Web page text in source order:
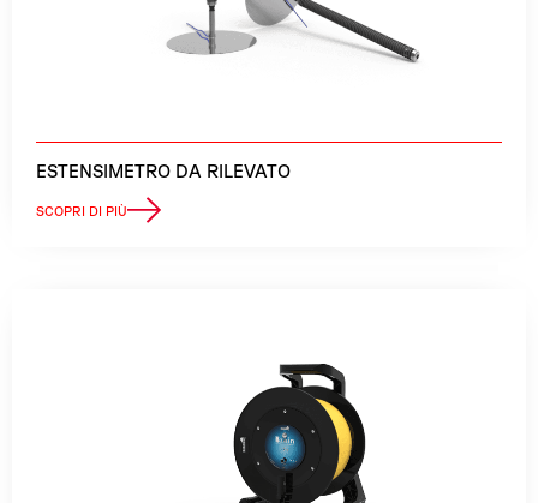
ESTENSIMETRO DA RILEVATO
SCOPRI DI PIÙ